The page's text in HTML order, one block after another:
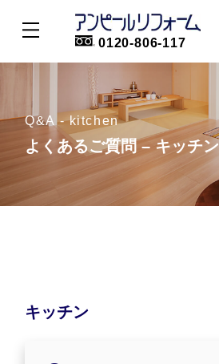
0120-806-117
Q&A - kitchen
よくあるご質問 – キッチン
キッチン